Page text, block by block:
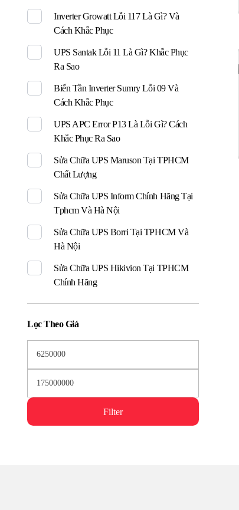
Inverter Growatt Lỗi 117 Là Gì? Và
Cách Khắc Phục
UPS Santak Lỗi 11 Là Gì? Khắc Phục
Ra Sao
Biến Tần Inverter Sumry Lỗi 09 Và
Cách Khắc Phục
UPS APC Error P13 Là Lỗi Gì? Cách
Khắc Phục Ra Sao
Sửa Chữa UPS Maruson Tại TPHCM
Chất Lượng
Sửa Chữa UPS Inform Chính Hãng Tại
Tphcm Và Hà Nội
Sửa Chữa UPS Borri Tại TPHCM Và
Hà Nội
Sửa Chữa UPS Hikivion Tại TPHCM
Chính Hãng
Lọc Theo Giá
Filter